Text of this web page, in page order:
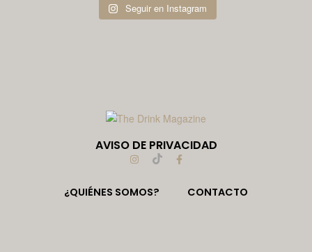
Seguir en Instagram
AVISO DE PRIVACIDAD
¿QUIÉNES SOMOS? CONTACTO